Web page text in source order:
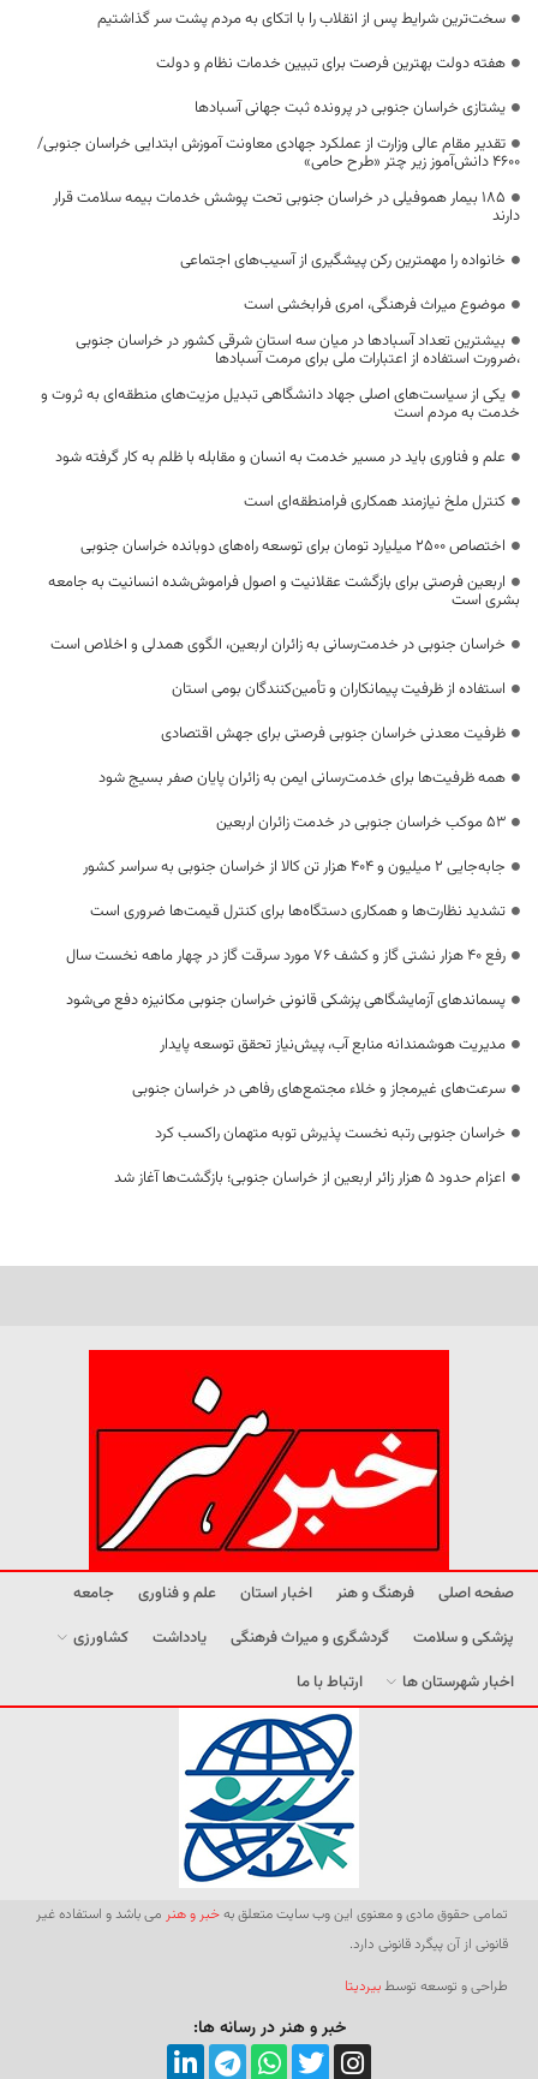
سخت‌ترین شرایط پس از انقلاب را با اتکای به مردم پشت سر گذاشتیم
هفته دولت بهترین فرصت برای تبیین خدمات نظام و دولت
یشتازی خراسان جنوبی در پرونده ثبت جهانی آسبادها
تقدیر مقام عالی وزارت از عملکرد جهادی معاونت آموزش ابتدایی خراسان جنوبی/
۴۶۰۰ دانش‌آموز زیر چتر «طرح حامی»
۱۸۵ بیمار هموفیلی در خراسان جنوبی تحت پوشش خدمات بیمه سلامت قرار
دارند
خانواده را مهمترین رکن پیشگیری از آسیب‌های اجتماعی
موضوع میراث فرهنگی، امری فرابخشی است
بیشترین تعداد آسبادها در میان سه استان شرقی کشور در خراسان جنوبی
،ضرورت استفاده از اعتبارات ملی برای مرمت آسبادها
یکی از سیاست‌های اصلی جهاد دانشگاهی تبدیل مزیت‌های منطقه‌ای به ثروت و
خدمت به مردم است
علم و فناوری باید در مسیر خدمت به انسان و مقابله با ظلم به کار گرفته شود
کنترل ملخ نیازمند همکاری فرامنطقه‌ای است
اختصاص 2500 میلیارد تومان برای توسعه راه‌های دوبانده خراسان جنوبی
اربعین فرصتی برای بازگشت عقلانیت و اصول فراموش‌شده انسانیت به جامعه
بشری است
خراسان جنوبی در خدمت‌رسانی به زائران اربعین، الگوی همدلی و اخلاص است
استفاده از ظرفیت پیمانکاران و تأمین‌کنندگان بومی استان
ظرفیت معدنی خراسان جنوبی فرصتی برای جهش اقتصادی
همه ظرفیت‌ها برای خدمت‌رسانی ایمن به زائران پایان صفر بسیج شود
53 موکب خراسان جنوبی در خدمت زائران اربعین
جابه‌جایی 2 میلیون و 404 هزار تن کالا از خراسان جنوبی به سراسر کشور
تشدید نظارت‌ها و همکاری دستگاه‌ها برای کنترل قیمت‌ها ضروری است
رفع 40 هزار نشتی گاز و کشف 76 مورد سرقت گاز در چهار ماهه نخست سال
پسماندهای آزمایشگاهی پزشکی قانونی خراسان جنوبی مکانیزه دفع می‌شود
مدیریت هوشمندانه منابع آب، پیش‌نیاز تحقق توسعه پایدار
سرعت‌های غیرمجاز و خلاء مجتمع‌های رفاهی در خراسان جنوبی
خراسان جنوبی رتبه نخست پذیرش توبه متهمان راکسب کرد
اعزام حدود 5 هزار زائر اربعین از خراسان جنوبی؛ بازگشت‌ها آغاز شد
صفحه اصلی فرهنگ و هنر اخبار استان علم و فناوری
جامعه
پزشکی و سلامت
گردشگری و میراث فرهنگی یادداشت
کشاورزی
اخبار شهرستان ها
ارتباط با ما
تمامی حقوق مادی و معنوی این وب سایت متعلق بهخبر و هنر می باشد و استفاده غیر
قانونی از آن پیگرد قانونی دارد.
طراحی و توسعه توسطبیردیتا
خبر و هنر در رسانه ها: